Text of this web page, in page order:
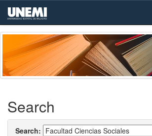
Skip
navigation
Search
Search: